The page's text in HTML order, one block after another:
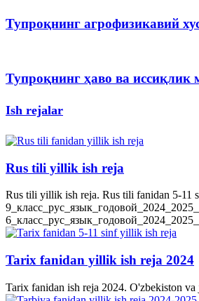
Тупроқнинг агрофизикавий
Тупроқнинг ҳаво ва
Ish rejalar
Rus tili yillik ish reja
Rus tili yillik ish reja. Rus tili fanidan 5-11
Tarix fanidan yillik ish reja 2024
Tarix fanidan ish reja 2024. O'zbekiston